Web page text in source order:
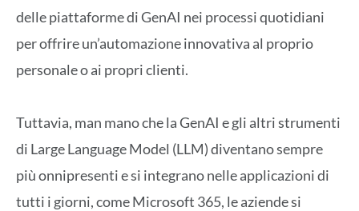
delle piattaforme di GenAI nei processi quotidiani
per offrire un’automazione innovativa al proprio
personale o ai propri clienti.
Tuttavia, man mano che la GenAI e gli altri strumenti
di Large Language Model (LLM) diventano sempre
più onnipresenti e si integrano nelle applicazioni di
tutti i giorni, come Microsoft 365, le aziende si